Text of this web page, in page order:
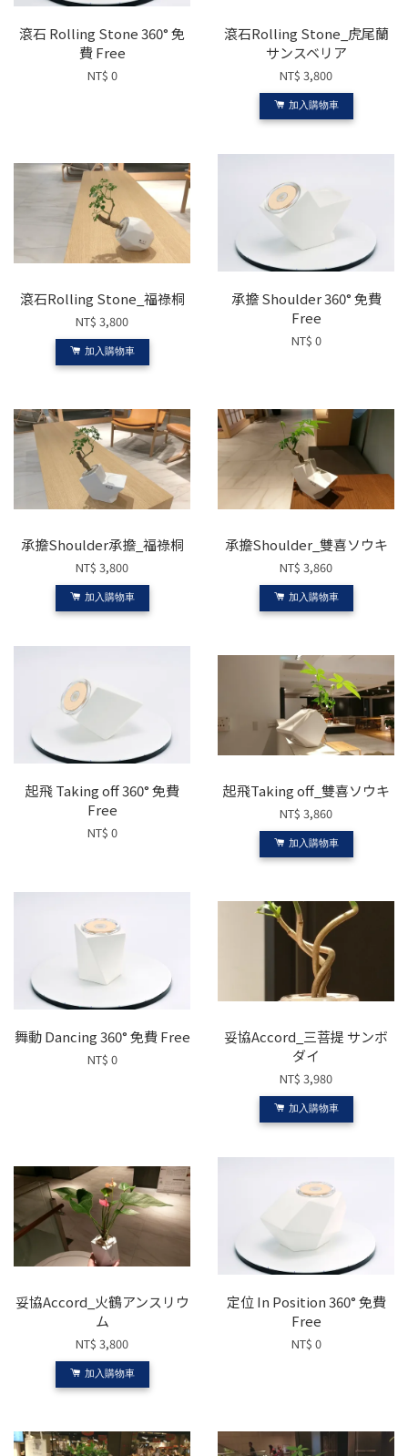
滾石 Rolling Stone 360° 免
費 Free
NT$ 0
滾石Rolling Stone_虎尾蘭
サンスベリア
NT$ 3,800
加入購物車
滾石Rolling Stone_福祿桐
NT$ 3,800
加入購物車
承擔 Shoulder 360° 免費
Free
NT$ 0
承擔Shoulder承擔_福祿桐
NT$ 3,800
加入購物車
承擔Shoulder_雙喜ソウキ
NT$ 3,860
加入購物車
起飛 Taking off 360° 免費
Free
NT$ 0
起飛Taking off_雙喜ソウキ
NT$ 3,860
加入購物車
舞動 Dancing 360° 免費 Free
NT$ 0
妥協Accord_三菩提 サンボ
ダイ
NT$ 3,980
加入購物車
妥協Accord_火鶴アンスリウ
ム
NT$ 3,800
加入購物車
定位 In Position 360° 免費
Free
NT$ 0